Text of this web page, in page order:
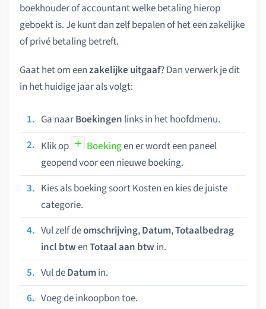
boekhouder of accountant welke betaling hierop
geboekt is. Je kunt dan zelf bepalen of het een zakelijke
of privé betaling betreft.
Gaat het om eenzakelijke uitgaaf? Dan verwerk je dit
in het huidige jaar als volgt:
Ga naarBoekingen links in het hoofdmenu.
Klik op
Boekingen er wordt een paneel
geopend voor een nieuwe boeking.
Kies als boeking soort Kosten en kies de juiste
categorie.
Vul zelf deomschrijving,Datum,Totaalbedrag
incl btwenTotaal aan btw in.
Vul deDatumin.
Voeg de inkoopbon toe.